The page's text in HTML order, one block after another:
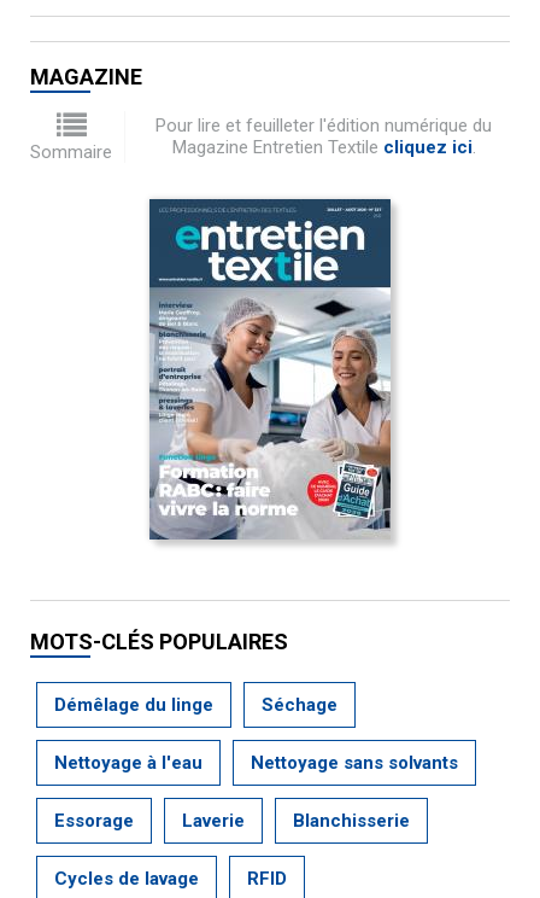
MAGAZINE
Sommaire
Pour lire et feuilleter l'édition numérique du
Magazine Entretien Textile cliquez ici.
MOTS-CLÉS POPULAIRES
Démêlage du linge Séchage
Nettoyage à l'eau Nettoyage sans solvants
Essorage Laverie Blanchisserie
Cycles de lavage RFID